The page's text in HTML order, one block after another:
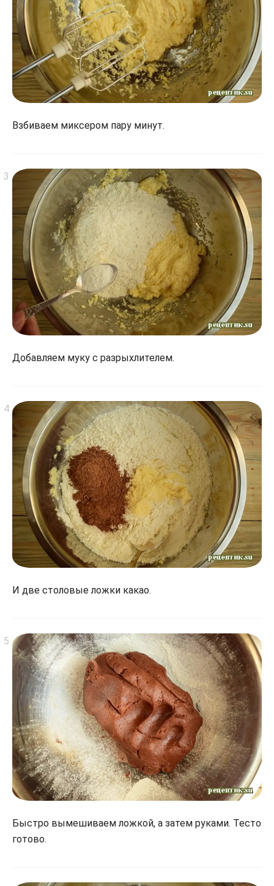
Взбиваем миксером пару минут.
Добавляем муку с разрыхлителем.
И две столовые ложки какао.
Быстро вымешиваем ложкой, а затем руками. Тесто
готово.